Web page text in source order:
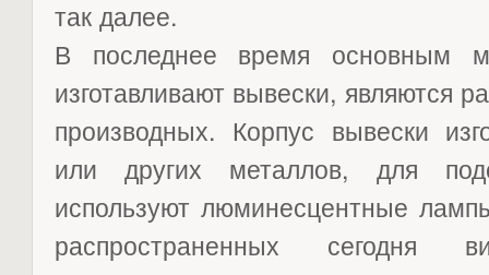
так далее.
В последнее время основным
изготавливают вывески, являются
производных. Корпус вывески
или других металлов, для
используют люминесцентные
распространенных сегодня